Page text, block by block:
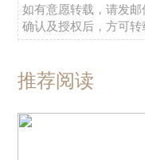
如有意愿转载，请发邮
确认及授权后，方可转
推荐阅读